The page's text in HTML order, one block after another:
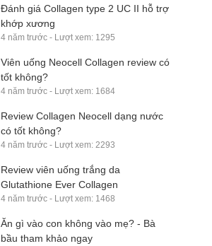
Đánh giá Collagen type 2 UC II hỗ trợ
khớp xương
4 năm trước - Lượt xem: 1295
Viên uống Neocell Collagen review có
tốt không?
4 năm trước - Lượt xem: 1684
Review Collagen Neocell dạng nước
có tốt không?
4 năm trước - Lượt xem: 2293
Review viên uống trắng da
Glutathione Ever Collagen
4 năm trước - Lượt xem: 1468
Ăn gì vào con không vào mẹ? - Bà
bầu tham khảo ngay